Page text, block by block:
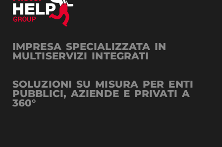
IMPRESA SPECIALIZZATA IN
MULTISERVIZI INTEGRATI
SOLUZIONI SU MISURA PER ENTI
PUBBLICI, AZIENDE E PRIVATI A
360°